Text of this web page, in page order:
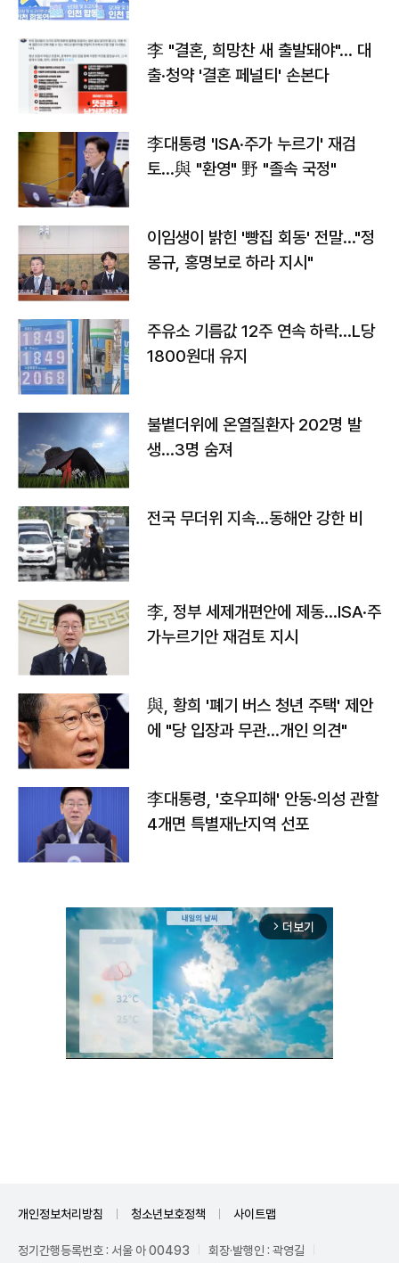
李 "결혼, 희망찬 새 출발돼야"… 대
출·청약 '결혼 페널티' 손본다
李대통령 'ISA·주가 누르기' 재검
토…與 "환영" 野 "졸속 국정"
이임생이 밝힌 '빵집 회동' 전말…"정
몽규, 홍명보로 하라 지시"
주유소 기름값 12주 연속 하락…L당
1800원대 유지
불볕더위에 온열질환자 202명 발
생…3명 숨져
전국 무더위 지속…동해안 강한 비
李, 정부 세제개편안에 제동…ISA·주
가누르기안 재검토 지시
與, 황희 '폐기 버스 청년 주택' 제안
에 "당 입장과 무관…개인 의견"
李대통령, '호우피해' 안동·의성 관할
4개면 특별재난지역 선포
arrow_forward_ios 더보기
개인정보처리방침 청소년보호정책 사이트맵
정기간행등록번호 : 서울 아 00493 회장·발행인 : 곽영길